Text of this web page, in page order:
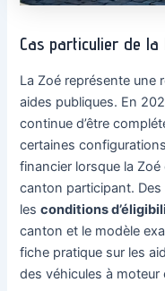
Cas particulier de
La Zoé représente une
aides publiques. En
continue d’être
certaines
financier lorsque la
canton participant.
lesconditions
canton et le modèle
fiche pratique sur les
des véhicules à moteur